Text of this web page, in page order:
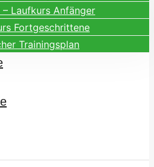
Laufkurs Anfänger
Fortgeschrittene
Trainingsplan